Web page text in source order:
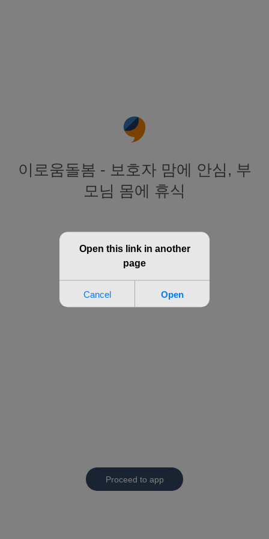
이로움돌봄 - 보호자 맘에 안심, 부
모님 몸에 휴식
Proceed to app